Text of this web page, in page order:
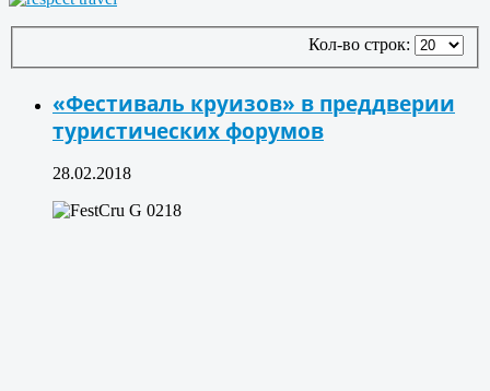
Кол-во строк:
«Фестиваль круизов» в преддверии
туристических форумов
28.02.2018